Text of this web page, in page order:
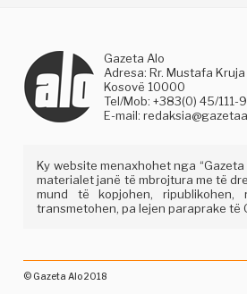
Gazeta Alo
Adresa: Rr. Mustafa
Kosovë 10000
Tel/Mob: +383(0) 45/111-
E-mail:
Ky website menaxhohet nga “Gazeta
materialet janë të mbrojtura me të
mund të kopjohen, ripublikohen,
transmetohen, pa lejen paraprake të
© Gazeta Alo 2018